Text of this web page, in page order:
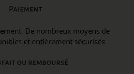
Paiement
De nombreux moyens de
et entièrement sécurisés
ou remboursé